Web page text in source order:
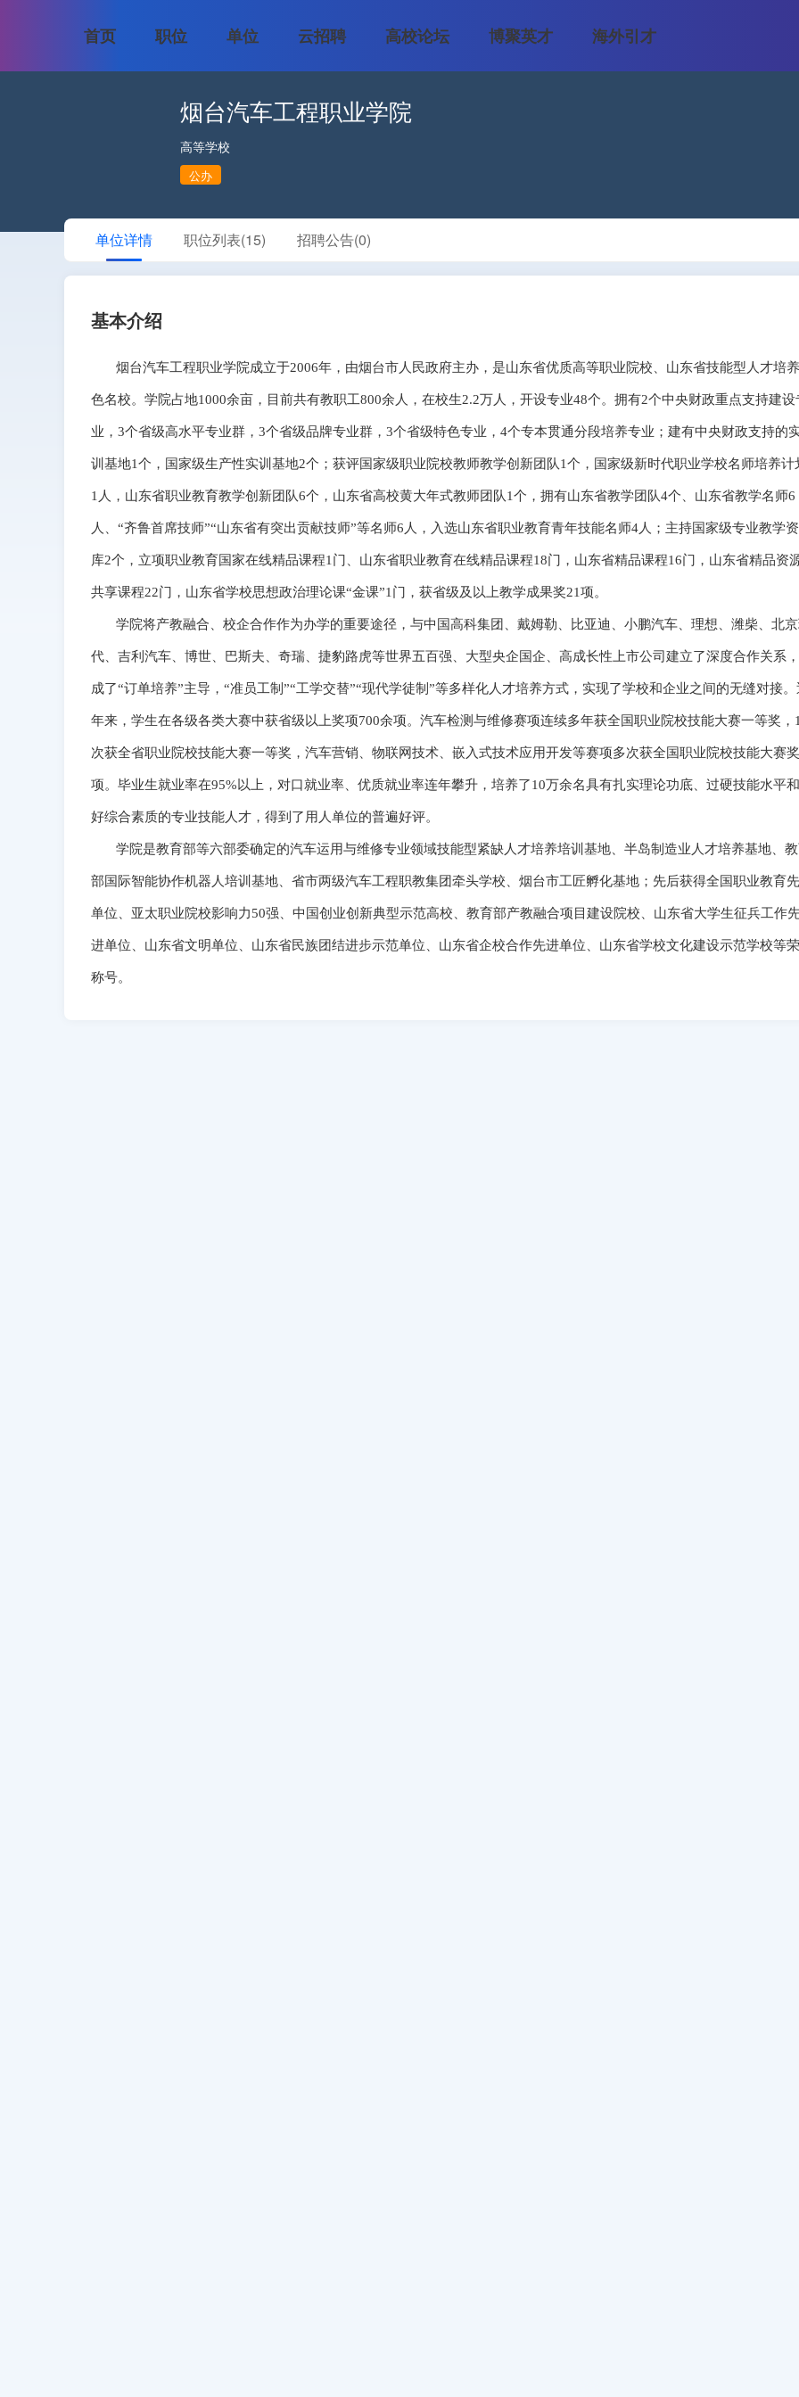
首页 职位 单位 云招聘 高校论坛 博聚英才 海外引才
烟台汽车工程职业学院
高等学校
公办
单位详情 职位列表(15) 招聘公告(0)
基本介绍
烟台汽车工程职业学院成立于2006年，由烟台市人民政府主办，是山东省优质高等职业院校、山东省技能型人才培
色名校。学院占地1000余亩，目前共有教职工800余人，在校生2.2万人，开设专业48个。拥有2个中央财政重点支持建设
业，3个省级高水平专业群，3个省级品牌专业群，3个省级特色专业，4个专本贯通分段培养专业；建有中央财政支持的
训基地1个，国家级生产性实训基地2个；获评国家级职业院校教师教学创新团队1个，国家级新时代职业学校名师培养计
1人，山东省职业教育教学创新团队6个，山东省高校黄大年式教师团队1个，拥有山东省教学团队4个、山东省教学名师6
人、“齐鲁首席技师”“山东省有突出贡献技师”等名师6人，入选山东省职业教育青年技能名师4人；主持国家级专业教学
库2个，立项职业教育国家在线精品课程1门、山东省职业教育在线精品课程18门，山东省精品课程16门，山东省精品资
共享课程22门，山东省学校思想政治理论课“金课”1门，获省级及以上教学成果奖21项。
学院将产教融合、校企合作作为办学的重要途径，与中国高科集团、戴姆勒、比亚迪、小鹏汽车、理想、潍柴、北
代、吉利汽车、博世、巴斯夫、奇瑞、捷豹路虎等世界五百强、大型央企国企、高成长性上市公司建立了深度合作关系
成了“订单培养”主导，“准员工制”“工学交替”“现代学徒制”等多样化人才培养方式，实现了学校和企业之间的无缝对接。
年来，学生在各级各类大赛中获省级以上奖项700余项。汽车检测与维修赛项连续多年获全国职业院校技能大赛一等奖，
次获全省职业院校技能大赛一等奖，汽车营销、物联网技术、嵌入式技术应用开发等赛项多次获全国职业院校技能大赛奖
项。毕业生就业率在95%以上，对口就业率、优质就业率连年攀升，培养了10万余名具有扎实理论功底、过硬技能水平
好综合素质的专业技能人才，得到了用人单位的普遍好评。
学院是教育部等六部委确定的汽车运用与维修专业领域技能型紧缺人才培养培训基地、半岛制造业人才培养基地、
部国际智能协作机器人培训基地、省市两级汽车工程职教集团牵头学校、烟台市工匠孵化基地；先后获得全国职业教育
单位、亚太职业院校影响力50强、中国创业创新典型示范高校、教育部产教融合项目建设院校、山东省大学生征兵工作
进单位、山东省文明单位、山东省民族团结进步示范单位、山东省企校合作先进单位、山东省学校文化建设示范学校等
称号。